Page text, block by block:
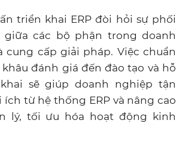
triển khai ERP đòi hỏi sự phối
giữa các bộ phận trong doanh
cung cấp giải pháp. Việc chuẩn
đánh giá đến đào tạo và hỗ
sẽ giúp doanh nghiệp tận
từ hệ thống ERP và nâng cao
lý, tối ưu hóa hoạt động kinh